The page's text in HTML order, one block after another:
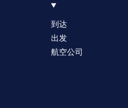
到达
出发
航空公司